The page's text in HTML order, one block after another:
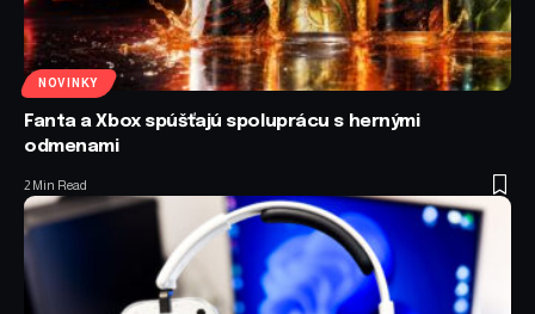
NOVINKY
Fanta a Xbox spúšťajú spoluprácu s hernými
odmenami
2 Min Read